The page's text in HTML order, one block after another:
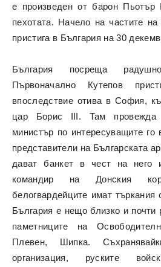
е произведен от барон Пьотър
пехотата. Начело на частите
пристига в България на 30
България посреща
Първоначално Кутепов
впоследствие отива в София,
цар Борис III. Там провежда
министър по интересуващите го
представители на Българската
дават банкет в чест на
командир на Донския
белогвардейците имат
България е нещо близко и почти
паметниците на
Плевен, Шипка.
организация, руските